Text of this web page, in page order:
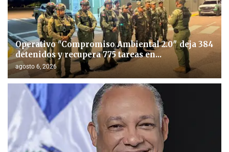
Operativo "Compromiso Ambiental 2.0″ deja 384
detenidos y recupera 775 tareas en...
agosto 6, 2026